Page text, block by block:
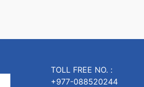
TOLL FREE NO. :
+977-088520244